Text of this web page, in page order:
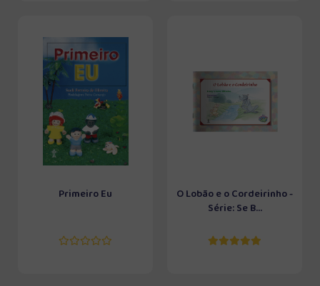
Primeiro Eu
O Lobão e o Cordeirinho -
Série: Se B...